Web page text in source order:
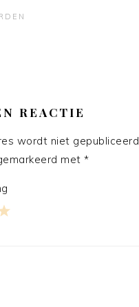
REACTIE
wordt niet gepubliceerd.
met*